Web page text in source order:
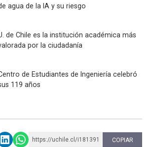
agua de la IA y su riesgo
de Chile es la institución académica más
por la ciudadanía
de Estudiantes de Ingeniería celebró
119 años
https://uchile.cl/i181391 COPIAR